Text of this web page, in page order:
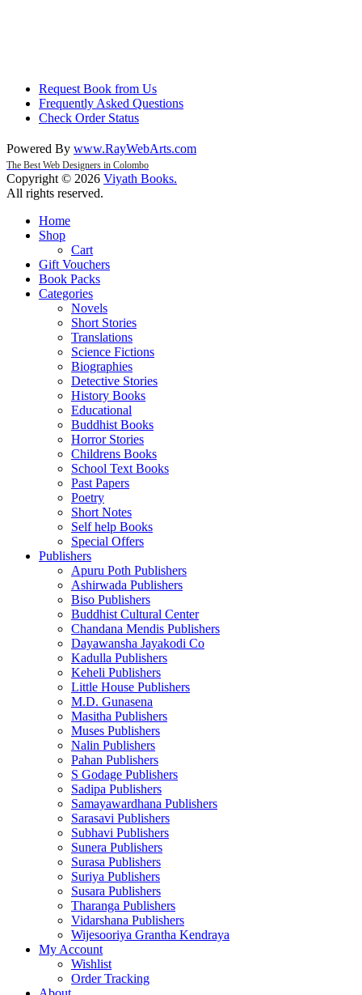
Request Book from Us
Frequently Asked Questions
Check Order Status
Powered By www.RayWebArts.com
The Best Web Designers in Colombo
Copyright © 2026 Viyath Books.
All rights reserved.
Home
Shop
Cart
Gift Vouchers
Book Packs
Categories
Novels
Short Stories
Translations
Science Fictions
Biographies
Detective Stories
History Books
Educational
Buddhist Books
Horror Stories
Childrens Books
School Text Books
Past Papers
Poetry
Short Notes
Self help Books
Special Offers
Publishers
Apuru Poth Publishers
Ashirwada Publishers
Biso Publishers
Buddhist Cultural Center
Chandana Mendis Publishers
Dayawansha Jayakodi Co
Kadulla Publishers
Keheli Publishers
Little House Publishers
M.D. Gunasena
Masitha Publishers
Muses Publishers
Nalin Publishers
Pahan Publishers
S Godage Publishers
Sadipa Publishers
Samayawardhana Publishers
Sarasavi Publishers
Subhavi Publishers
Sunera Publishers
Surasa Publishers
Suriya Publishers
Susara Publishers
Tharanga Publishers
Vidarshana Publishers
Wijesooriya Grantha Kendraya
My Account
Wishlist
Order Tracking